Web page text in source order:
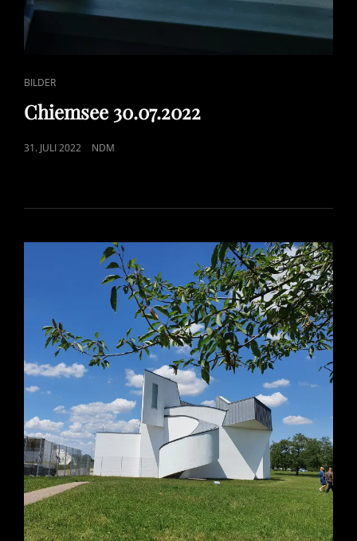
CAT
LINKS
BILDER
Chiemsee 30.07.2022
POSTED
31. JULI 2022 NDM